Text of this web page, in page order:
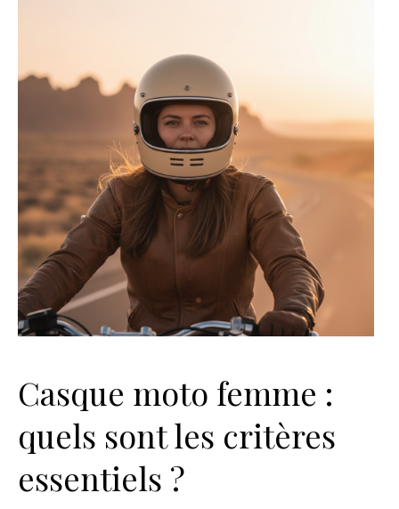
Casque moto femme :
quels sont les critères
essentiels ?